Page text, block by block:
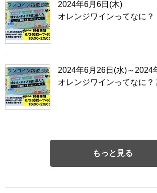
2024年6月6日(木)
オレンジワインってなに？
2024年6月26日(水)～2024
オレンジワインってなに？
もっと見る